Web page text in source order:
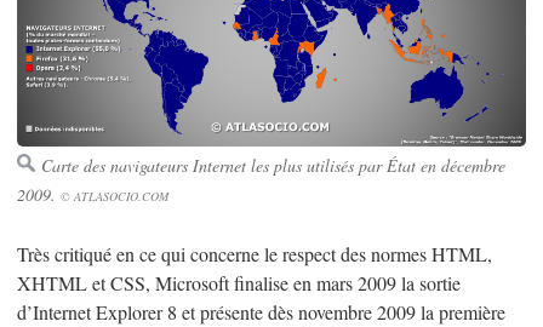
Carte des navigateurs Internet les plus utilisés par État en décembre
2009. © ATLASOCIO.COM
Très critiqué en ce qui concerne le respect des normes HTML,
XHTML et CSS, Microsoft finalise en mars 2009 la sortie
d’Internet Explorer 8 et présente dès novembre 2009 la première